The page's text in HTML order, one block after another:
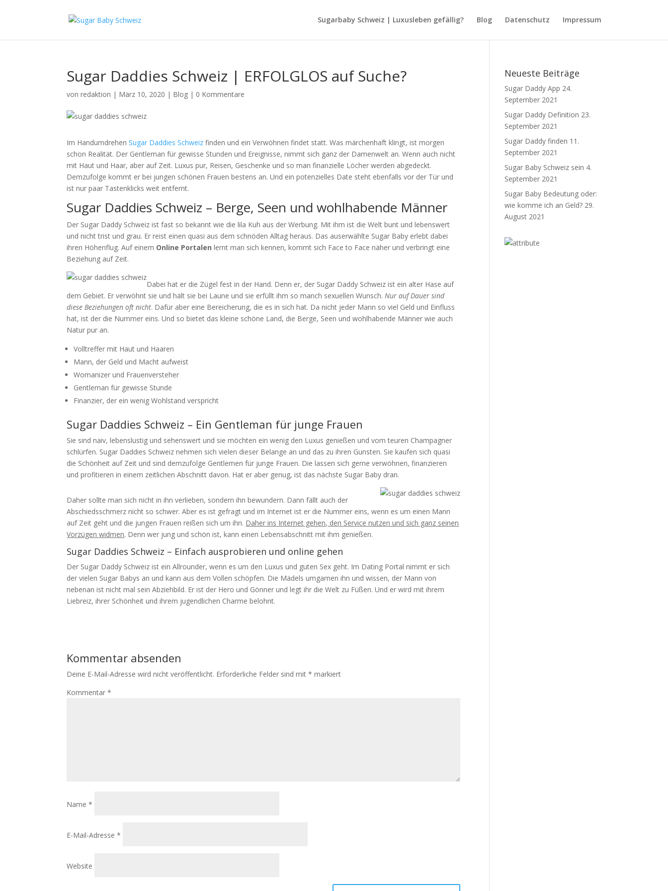
Sugarbaby Schweiz | Luxusleben gefällig? Blog Datenschutz Impressum
Sugar Daddies Schweiz | ERFOLGLOS auf Suche?
vonredaktion | März 10, 2020 | Blog | 0 Kommentare
Im HandumdrehenSugar Daddies Schweiz finden und ein Verwöhnen findet statt. Was märchenhaft klingt, ist morgen
schon Realität. Der Gentleman für gewisse Stunden und Ereignisse, nimmt sich ganz der Damenwelt an. Wenn auch nicht
mit Haut und Haar, aber auf Zeit. Luxus pur, Reisen, Geschenke und so man finanzielle Löcher werden abgedeckt.
Demzufolge kommt er bei jungen schönen Frauen bestens an. Und ein potenzielles Date steht ebenfalls vor der Tür und
ist nur paar Tastenklicks weit entfernt.
Sugar Daddies Schweiz – Berge, Seen und wohlhabende Männer
Der Sugar Daddy Schweiz ist fast so bekannt wie die lila Kuh aus der Werbung. Mit ihm ist die Welt bunt und lebenswert
und nicht trist und grau. Er reist einen quasi aus dem schnöden Alltag heraus. Das auserwählte Sugar Baby erlebt dabei
ihren Höhenflug. Auf einem Online Portalen lernt man sich kennen, kommt sich Face to Face näher und verbringt eine
Beziehung auf Zeit.
Dabei hat er die Zügel fest in der Hand. Denn er, der Sugar Daddy Schweiz ist ein alter Hase auf
dem Gebiet. Er verwöhnt sie und hält sie bei Laune und sie erfüllt ihm so manch sexuellen Wunsch.Nur auf Dauer sind
diese Beziehungen oft nicht. Dafür aber eine Bereicherung, die es in sich hat. Da nicht jeder Mann so viel Geld und Einfluss
hat, ist der die Nummer eins. Und so bietet das kleine schöne Land, die Berge, Seen und wohlhabende Männer wie auch
Natur pur an.
Volltreffer mit Haut und Haaren
Mann, der Geld und Macht aufweist
Womanizer und Frauenversteher
Gentleman für gewisse Stunde
Finanzier, der ein wenig Wohlstand verspricht
Sugar Daddies Schweiz – Ein Gentleman für junge Frauen
Sie sind naiv, lebenslustig und sehenswert und sie möchten ein wenig den Luxus genießen und vom teuren Champagner
schlürfen. Sugar Daddies Schweiz nehmen sich vielen dieser Belange an und das zu ihren Gunsten. Sie kaufen sich quasi
die Schönheit auf Zeit und sind demzufolge Gentlemen für junge Frauen. Die lassen sich gerne verwöhnen, finanzieren
und profitieren in einem zeitlichen Abschnitt davon. Hat er aber genug, ist das nächste Sugar Baby dran.
Daher sollte man sich nicht in ihn verlieben, sondern ihn bewundern. Dann fällt auch der
Abschiedsschmerz nicht so schwer. Aber es ist gefragt und im Internet ist er die Nummer eins, wenn es um einen Mann
auf Zeit geht und die jungen Frauen reißen sich um ihn. Daher ins Internet gehen, den Service nutzen und sich ganz seinen
Vorzügen widmen. Denn wer jung und schön ist, kann einen Lebensabschnitt mit ihm genießen.
Sugar Daddies Schweiz – Einfach ausprobieren und online gehen
Der Sugar Daddy Schweiz ist ein Allrounder, wenn es um den Luxus und guten Sex geht. Im Dating Portal nimmt er sich
der vielen Sugar Babys an und kann aus dem Vollen schöpfen. Die Mädels umgarnen ihn und wissen, der Mann von
nebenan ist nicht mal sein Abziehbild. Er ist der Hero und Gönner und legt ihr die Welt zu Füßen. Und er wird mit ihrem
Liebreiz, ihrer Schönheit und ihrem jugendlichen Charme belohnt.
Kommentar absenden
Deine E-Mail-Adresse wird nicht veröffentlicht. Erforderliche Felder sind mit* markiert
Kommentar*
Name*
E-Mail-Adresse*
Website
Neueste Beiträge
Sugar Daddy App 24.
September 2021
Sugar Daddy Definition 23.
September 2021
Sugar Daddy finden 11.
September 2021
Sugar Baby Schweiz sein 4.
September 2021
Sugar Baby Bedeutung oder:
wie komme ich an Geld? 29.
August 2021